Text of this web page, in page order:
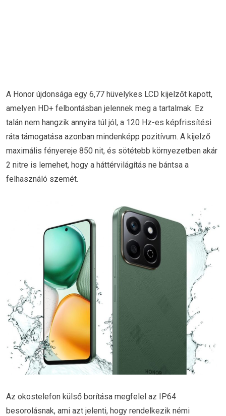
A Honor újdonsága egy 6,77 hüvelykes LCD kijelzőt kapott,
amelyen HD+ felbontásban jelennek meg a tartalmak. Ez
talán nem hangzik annyira túl jól, a 120 Hz-es képfrissítési
ráta támogatása azonban mindenképp pozitívum. A kijelző
maximális fényereje 850 nit, és sötétebb környezetben akár
2 nitre is lemehet, hogy a háttérvilágítás ne bántsa a
felhasználó szemét.
Az okostelefon külső borítása megfelel az IP64
besorolásnak, ami azt jelenti, hogy rendelkezik némi